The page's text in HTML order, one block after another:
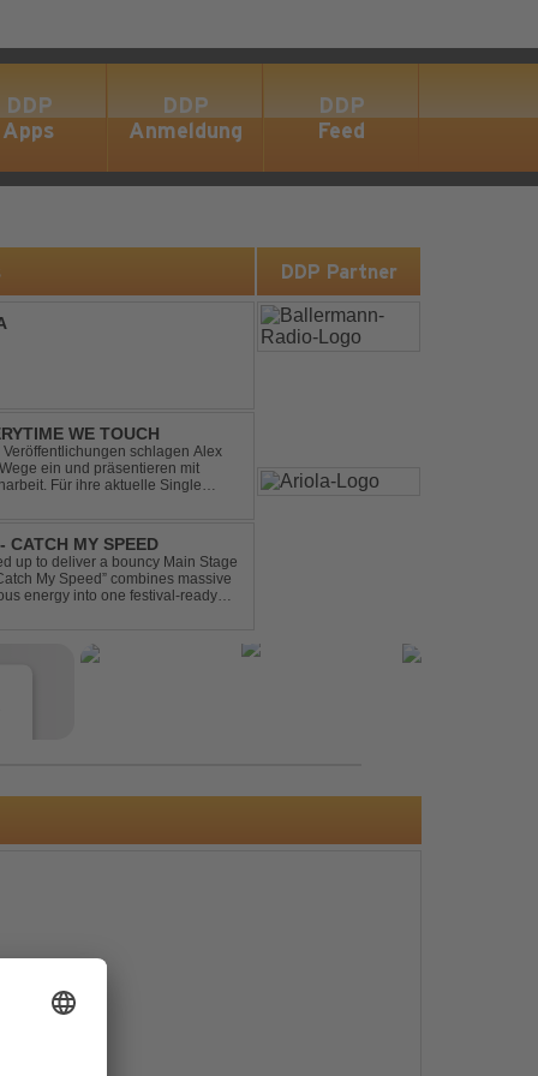
DDP
Apps
DDP
Anmeldung
DDP
Feed
WE TOUCH
schlagen Alex
ein und präsentieren mit
Für ihre aktuelle Single
CATCH MY SPEED
up to deliver a bouncy Main Stage
My Speed” combines massive
energy into one festival-ready
DDP Partner